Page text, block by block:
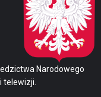
Narodowego
telewizji.